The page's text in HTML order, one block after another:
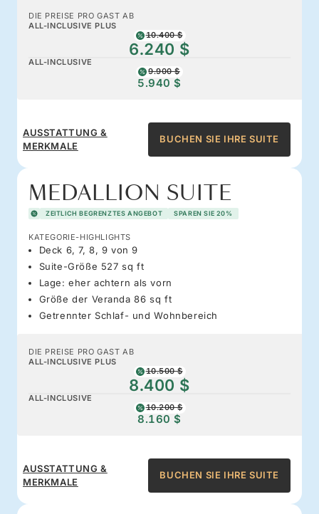
DIE PREISE PRO GAST AB
ALL-INCLUSIVE PLUS
10.400 $
6.240 $
ALL-INCLUSIVE
9.900 $
5.940 $
AUSSTATTUNG &
MERKMALE
BUCHEN SIE IHRE SUITE
MEDALLION SUITE
ZEITLICH BEGRENZTES ANGEBOT SPAREN SIE 20%
KATEGORIE-HIGHLIGHTS
Deck 6, 7, 8, 9 von 9
Suite-Größe 527 sq ft
Lage: eher achtern als vorn
Größe der Veranda 86 sq ft
Getrennter Schlaf- und Wohnbereich
DIE PREISE PRO GAST AB
ALL-INCLUSIVE PLUS
10.500 $
8.400 $
ALL-INCLUSIVE
10.200 $
8.160 $
AUSSTATTUNG &
MERKMALE
BUCHEN SIE IHRE SUITE